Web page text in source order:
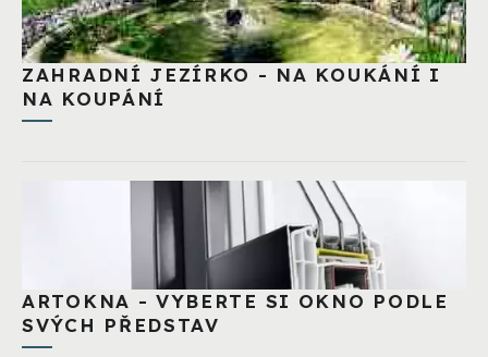
ZAHRADNÍ JEZÍRKO - NA KOUKÁNÍ I
NA KOUPÁNÍ
ARTOKNA - VYBERTE SI OKNO PODLE
SVÝCH PŘEDSTAV